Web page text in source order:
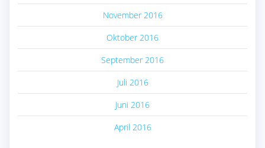
November 2016
Oktober 2016
September 2016
Juli 2016
Juni 2016
April 2016